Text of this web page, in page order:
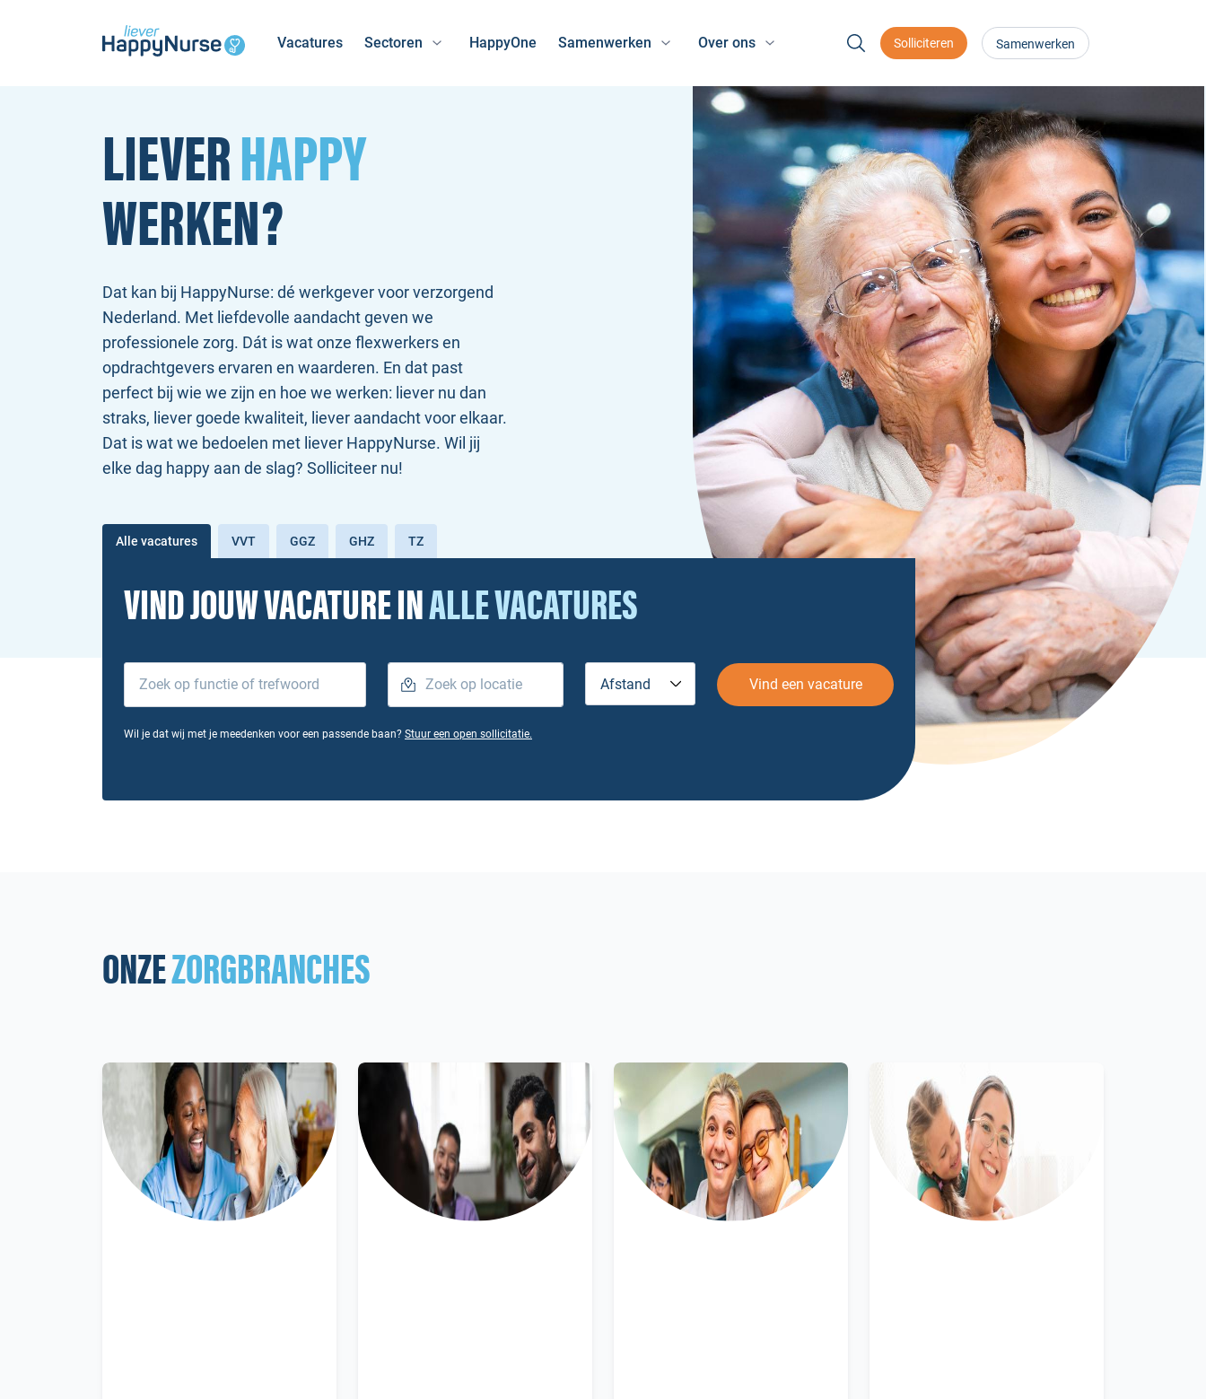
Vacatures Sectoren HappyOne Samenwerken Over ons Solliciteren Samenwerken
LIEVERHAPPY
WERKEN?
Dat kan bij HappyNurse: dé werkgever voor verzorgend
Nederland. Met liefdevolle aandacht geven we
professionele zorg. Dát is wat onze flexwerkers en
opdrachtgevers ervaren en waarderen. En dat past
perfect bij wie we zijn en hoe we werken: liever nu dan
straks, liever goede kwaliteit, liever aandacht voor elkaar.
Dat is wat we bedoelen met liever HappyNurse. Wil jij
elke dag happy aan de slag? Solliciteer nu!
Alle vacatures VVT GGZ GHZ TZ
VIND JOUW VACATURE INALLE VACATURES
Afstand Vind een vacature
Wil je dat wij met je meedenken voor een passende baan? Stuur een open sollicitatie.
ONZEZORGBRANCHES